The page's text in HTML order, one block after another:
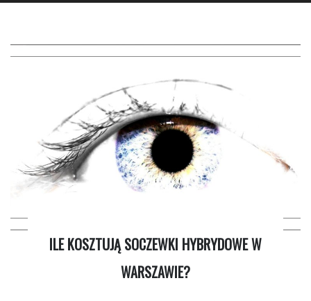
ILE KOSZTUJĄ SOCZEWKI HYBRYDOWE W
WARSZAWIE?